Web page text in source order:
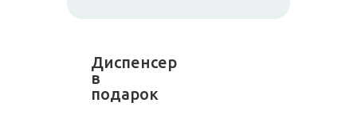
Диспенсер
в
подарок